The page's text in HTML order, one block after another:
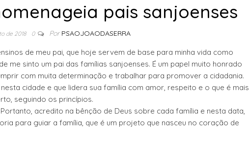
pais sanjoenses
de 2018 0 Por PSAOJOAODASERRA
de meu pai, que hoje servem de base para minha vida como
me sinto um pai das famílias sanjoenses. É um papel muito honrado
com muita determinação e trabalhar para promover a cidadania.
cidade e que lidera sua família com amor, respeito e o que é mais
seguindo os princípios.
acredito na bênção de Deus sobre cada família e nesta data,
para guiar a família, que é um projeto que nasceu no coração de